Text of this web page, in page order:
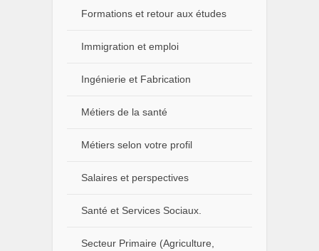
Formations et retour aux études
Immigration et emploi
Ingénierie et Fabrication
Métiers de la santé
Métiers selon votre profil
Salaires et perspectives
Santé et Services Sociaux.
Secteur Primaire (Agriculture,